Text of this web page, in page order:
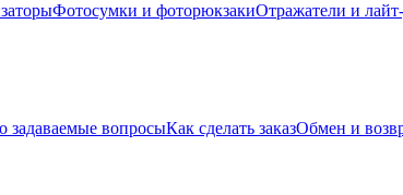
Фотосумки и фоторюкзакиОтражатели и
задаваемые вопросыКак сделать заказОбмен и